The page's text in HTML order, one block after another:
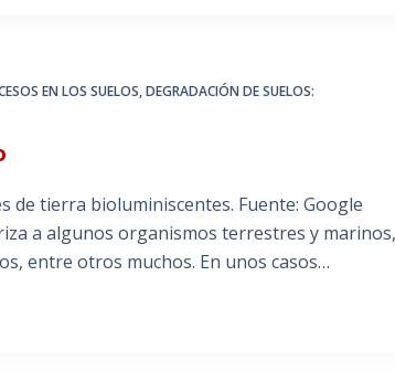
EN LOS SUELOS,DEGRADACIÓN DE SUELOS:
de tierra bioluminiscentes. Fuente: Google
a algunos organismos terrestres y marinos,
entre otros muchos. En unos casos…